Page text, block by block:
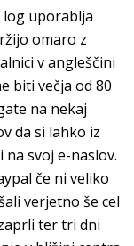
log uporablja
omaro z
v angleščini
biti večja od 80
na nekaj
da si lahko iz
svoj e-naslov.
če ni veliko
verjetno še cel
ter tri dni